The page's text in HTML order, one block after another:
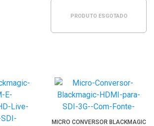
PRODUTO ESGOTADO
MICRO CONVERSOR BLACKMAGIC